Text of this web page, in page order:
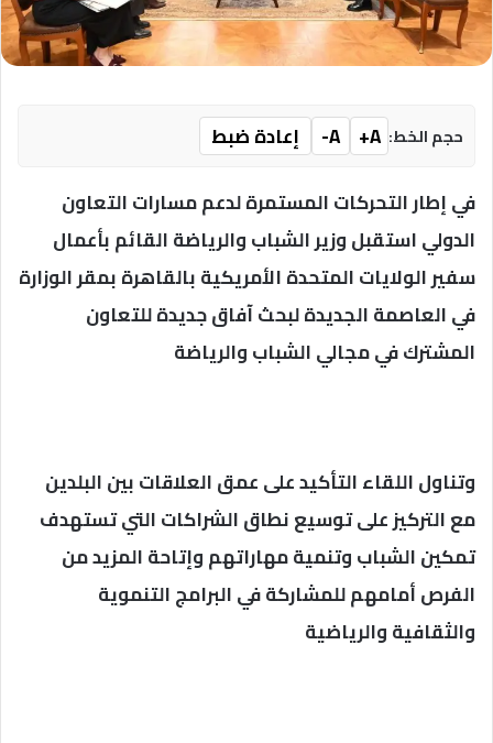
حجم الخط: A+
A-
إعادة ضبط
في إطار التحركات المستمرة لدعم مسارات التعاون
الدولي استقبل وزير الشباب والرياضة القائم بأعمال
سفير الولايات المتحدة الأمريكية بالقاهرة بمقر الوزارة
في العاصمة الجديدة لبحث آفاق جديدة للتعاون
المشترك في مجالي الشباب والرياضة
وتناول اللقاء التأكيد على عمق العلاقات بين البلدين
مع التركيز على توسيع نطاق الشراكات التي تستهدف
تمكين الشباب وتنمية مهاراتهم وإتاحة المزيد من
الفرص أمامهم للمشاركة في البرامج التنموية
والثقافية والرياضية